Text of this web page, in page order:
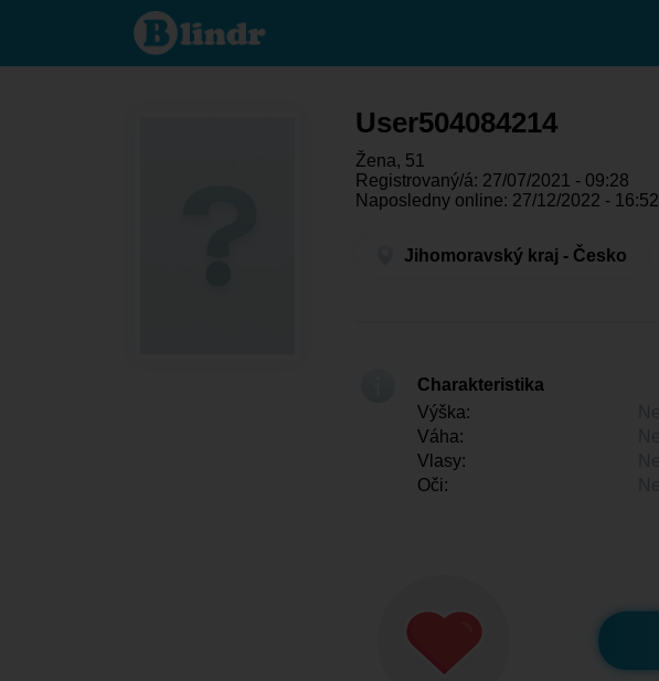
User504084214
- Ona hledá
někoho
User504084214
Žena, 51
Registrovaný/á: 27/07/2021 - 09:28
Naposledny online: 27/12/2022 - 16:52
Jihomoravský kraj - Česko
Charakteristika
Výška:
Váha:
Vlasy:
Oči: